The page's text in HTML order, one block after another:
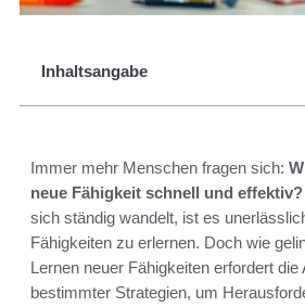
Inhaltsangabe
Immer mehr Menschen fragen sich:
neue Fähigkeit schnell und effektiv?
sich ständig wandelt, ist es
Fähigkeiten zu erlernen. Doch wie
Lernen neuer Fähigkeiten erfordert die
bestimmter Strategien, um